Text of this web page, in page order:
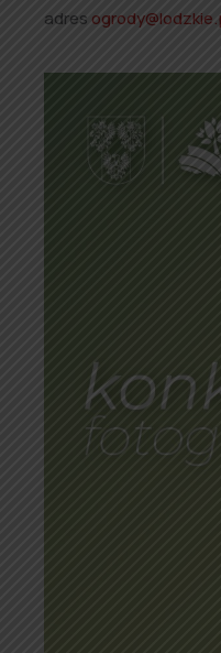
adres